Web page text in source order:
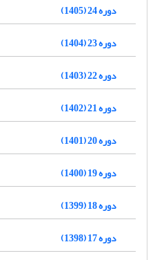
دوره 24 (1405)
دوره 23 (1404)
دوره 22 (1403)
دوره 21 (1402)
دوره 20 (1401)
دوره 19 (1400)
دوره 18 (1399)
دوره 17 (1398)